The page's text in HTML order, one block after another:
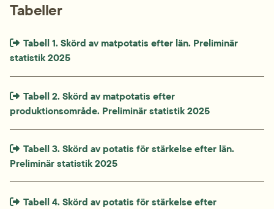
Tabeller
Extern länk som öppnas i nytt fönster eller ny flik.
Tabell 1. Skörd av matpotatis efter län. Preliminär
statistik 2025
Extern länk som öppnas i nytt fönster eller ny flik.
Tabell 2. Skörd av matpotatis efter
produktionsområde. Preliminär statistik 2025
Extern länk som öppnas i nytt fönster eller ny flik.
Tabell 3. Skörd av potatis för stärkelse efter län.
Preliminär statistik 2025
Extern länk som öppnas i nytt fönster eller ny flik.
Tabell 4. Skörd av potatis för stärkelse efter